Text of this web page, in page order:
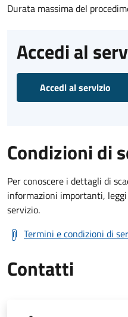
Durata massima del
Accedi al
Accedi al servizio
Condizioni di
Per conoscere i dettagli di
informazioni importanti,
servizio.
Termini e condizioni di
Contatti